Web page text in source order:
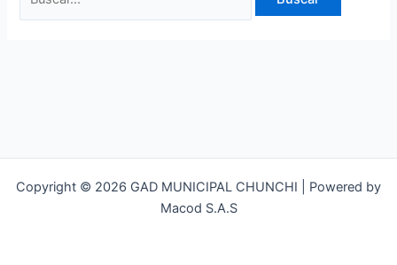
Copyright © 2026 GAD MUNICIPAL CHUNCHI | Powered by
Macod S.A.S